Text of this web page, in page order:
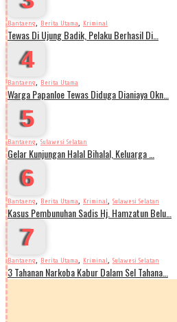
Bantaeng, Berita Utama, Kriminal
Tewas Di Ujung Badik, Pelaku Berhasil Di…
4
Bantaeng, Berita Utama
Warga Papanloe Tewas Diduga Dianiaya Okn…
5
Bantaeng, Sulawesi Selatan
Gelar Kunjungan Halal Bihalal, Keluarga …
6
Bantaeng, Berita Utama, Kriminal, Sulawesi Selatan
Kasus Pembunuhan Sadis Hj. Hamzatun Belu…
7
Bantaeng, Berita Utama, Kriminal, Sulawesi Selatan
3 Tahanan Narkoba Kabur Dalam Sel Tahana…